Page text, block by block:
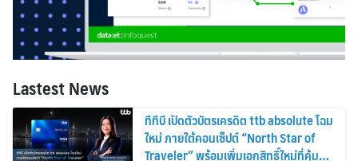
Lastest News
ทีทีบี เปิดตัวบัตรเครดิต ttb absolute โฉม
ใหม่ ภายใต้คอนเซ็ปต์ “North Star of
Traveler” พร้อมเพิ่มเอกสิทธิ์ใหม่ที่คุ้มค่า